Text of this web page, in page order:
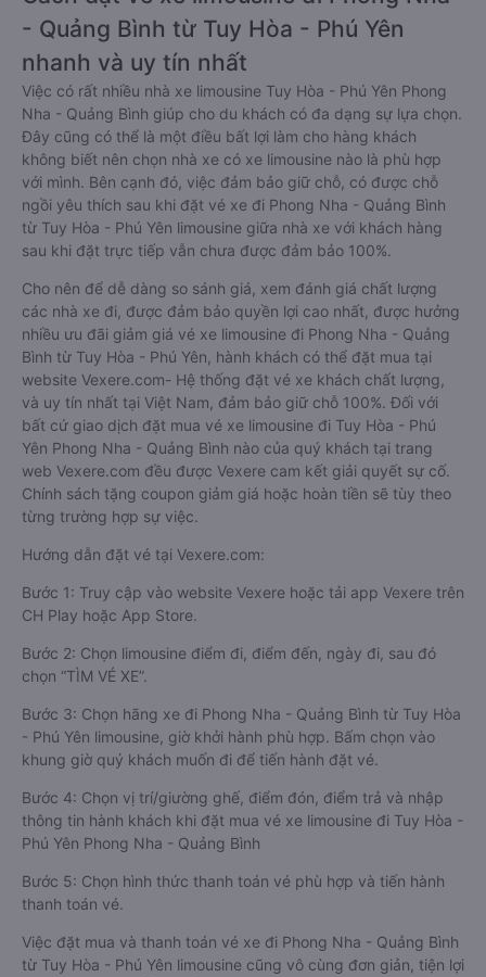
- Quảng Bình từ Tuy Hòa - Phú Yên
nhanh và uy tín nhất
Việc có rất nhiều nhà xe limousine Tuy Hòa - Phú Yên Phong
Nha - Quảng Bình giúp cho du khách có đa dạng sự lựa chọn.
Đây cũng có thể là một điều bất lợi làm cho hàng khách
không biết nên chọn nhà xe có xe limousine nào là phù hợp
với mình. Bên cạnh đó, việc đảm bảo giữ chỗ, có được chỗ
ngồi yêu thích sau khi đặt vé xe đi Phong Nha - Quảng Bình
từ Tuy Hòa - Phú Yên limousine giữa nhà xe với khách hàng
sau khi đặt trực tiếp vẫn chưa được đảm bảo 100%.
Cho nên để dễ dàng so sánh giá, xem đánh giá chất lượng
các nhà xe đi, được đảm bảo quyền lợi cao nhất, được hưởng
nhiều ưu đãi giảm giá vé xe limousine đi Phong Nha - Quảng
Bình từ Tuy Hòa - Phú Yên, hành khách có thể đặt mua tại
website Vexere.com- Hệ thống đặt vé xe khách chất lượng,
và uy tín nhất tại Việt Nam, đảm bảo giữ chỗ 100%. Đối với
bất cứ giao dịch đặt mua vé xe limousine đi Tuy Hòa - Phú
Yên Phong Nha - Quảng Bình nào của quý khách tại trang
web Vexere.com đều được Vexere cam kết giải quyết sự cố.
Chính sách tặng coupon giảm giá hoặc hoàn tiền sẽ tùy theo
từng trường hợp sự việc.
Hướng dẫn đặt vé tại Vexere.com:
Bước 1: Truy cập vào website Vexere hoặc tải app Vexere trên
CH Play hoặc App Store.
Bước 2: Chọn limousine điểm đi, điểm đến, ngày đi, sau đó
chọn “TÌM VÉ XE”.
Bước 3: Chọn hãng xe đi Phong Nha - Quảng Bình từ Tuy Hòa
- Phú Yên limousine, giờ khởi hành phù hợp. Bấm chọn vào
khung giờ quý khách muốn đi để tiến hành đặt vé.
Bước 4: Chọn vị trí/giường ghế, điểm đón, điểm trả và nhập
thông tin hành khách khi đặt mua vé xe limousine đi Tuy Hòa -
Phú Yên Phong Nha - Quảng Bình
Bước 5: Chọn hình thức thanh toán vé phù hợp và tiến hành
thanh toán vé.
Việc đặt mua và thanh toán vé xe đi Phong Nha - Quảng Bình
từ Tuy Hòa - Phú Yên limousine cũng vô cùng đơn giản, tiện lợi